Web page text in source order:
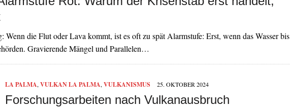
die Flut oder Lava kommt, ist es oft zu spät Alarmstufe: Erst, wenn das Wasser bis
Gravierende Mängel und Parallelen…
LA PALMA, VULKAN LA PALMA, VULKANISMUS 25. OKTOBER 2024
Forschungsarbeiten nach Vulkanausbruch